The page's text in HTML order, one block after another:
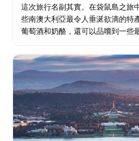
這次旅行名副其實。在袋鼠島之旅
些南澳大利亞最令人垂涎欲滴的特
葡萄酒和奶酪，還可以品嚐到一些
有菲利普島的小企鵝、墨爾本的巷